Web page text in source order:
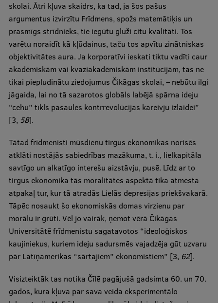
skolai. Ātri kļuva skaidrs, ka tad, ja šos pašus
argumentus izvirzītu Frīdmens, spožs matemātiķis un
prasmīgs strīdnieks, tie iegūtu gluži citu kvalitāti. Tos
varētu noraidīt kā kļūdainus, taču tos apvītu zinātniskas
objektivitātes aura. Ja korporatīvi ieskati tiktu vadīti caur
akadēmiskām vai kvaziakadēmiskām institūcijām, tas ne
tikai piepludinātu ziedojumus Čikāgas skolai, – nebūtu ilgi
jāgaida, lai no tā sazarotos globāls labējā spārna ideju
“cehu” tīkls pasaules kontrrevolūcijas kareivju izlaidei”
[3, 58].
Tātad frīdmenisti mūsdienu tirgus ekonomikas norisēs
atklāti nostājās sabiedrības mazākuma, t. i., lielkapitāla
savtīgo un alkatīgo interešu aizstāvju, pusē. Līdz ar to
tirgus ekonomika tās moralitātes aspektā tika atmesta
atpakaļ tur, kur tā atradās Lielās depresijas priekšvakarā.
Tāpēc nosaukt šo ekonomiskās domas virzienu par
morālu ir grūti. Vēl jo vairāk, ņemot vērā Čikāgas
Universitātē frīdmenistu sagatavotos “ideoloģiskos
kaujiniekus, kuriem ideju sadursmēs vajadzēja gūt uzvaru
pār Latīņamerikas “sārtajiem” ekonomistiem” [3, 62].
Visizteiktāk tas notika Čīlē pagājušā gadsimta 60. un 70.
gados, kura kļuva par sava veida eksperimentālo